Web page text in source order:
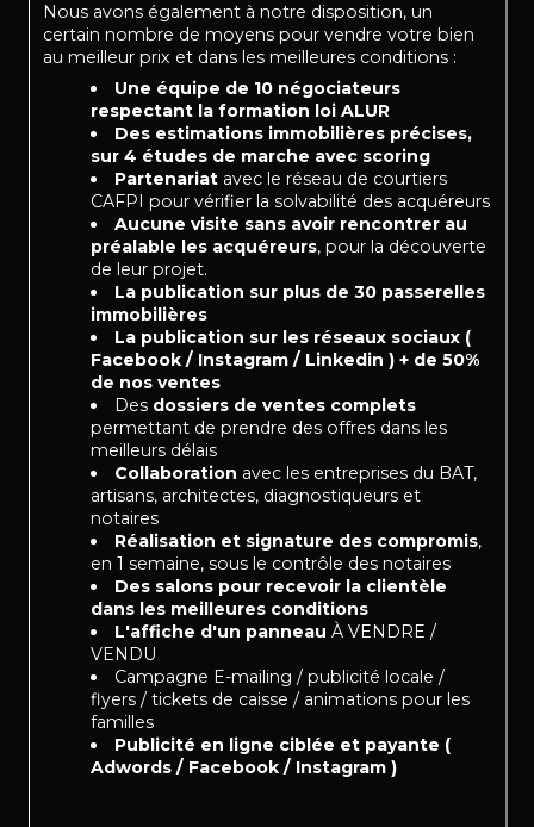
Nous avons également à notre disposition, un
certain nombre de moyens pour vendre votre bien
au meilleur prix et dans les meilleures conditions :
Une équipe de 10 négociateurs
respectant la formation loi ALUR
Des estimations immobilières précises,
sur 4 études de marche avec scoring
Partenariat avec le réseau de courtiers
CAFPI pour vérifier la solvabilité des acquéreurs
Aucune visite sans avoir rencontrer au
préalable les acquéreurs, pour la découverte
de leur projet.
La publication sur plus de 30 passerelles
immobilières
La publication sur les réseaux sociaux (
Facebook / Instagram / Linkedin ) + de 50%
de nos ventes
Des dossiers de ventes complets
permettant de prendre des offres dans les
meilleurs délais
Collaboration avec les entreprises du BAT,
artisans, architectes, diagnostiqueurs et
notaires
Réalisation et signature des compromis,
en 1 semaine, sous le contrôle des notaires
Des salons pour recevoir la clientèle
dans les meilleures conditions
L'affiche d'un panneau À VENDRE /
VENDU
Campagne E-mailing / publicité locale /
flyers / tickets de caisse / animations pour les
familles
Publicité en ligne ciblée et payante (
Adwords / Facebook / Instagram )